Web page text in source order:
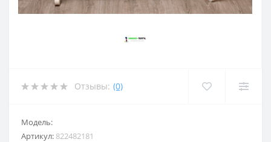
Отзывы: (0)
Модель:
Артикул: 822482181